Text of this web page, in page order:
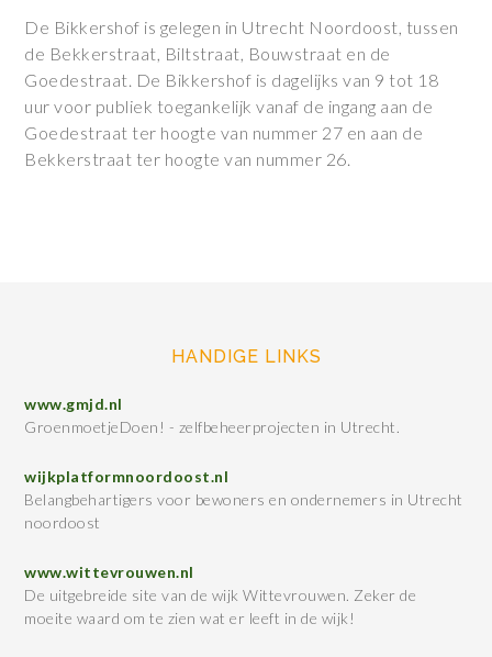
De Bikkershof is gelegen in Utrecht Noordoost, tussen
de Bekkerstraat, Biltstraat, Bouwstraat en de
Goedestraat. De Bikkershof is dagelijks van 9 tot 18
uur voor publiek toegankelijk vanaf de ingang aan de
Goedestraat ter hoogte van nummer 27 en aan de
Bekkerstraat ter hoogte van nummer 26.
HANDIGE LINKS
www.gmjd.nl
GroenmoetjeDoen! - zelfbeheerprojecten in Utrecht.
wijkplatformnoordoost.nl
Belangbehartigers voor bewoners en ondernemers in Utrecht
noordoost
www.wittevrouwen.nl
De uitgebreide site van de wijk Wittevrouwen. Zeker de
moeite waard om te zien wat er leeft in de wijk!